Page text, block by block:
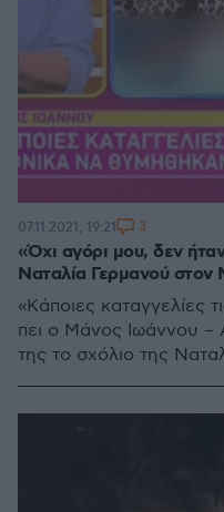
«Όχι αγόρι μου, δεν
Ναταλία Γερμανού στον
«Κάποιες καταγγελίες
πει ο Μάνος Ιωάννου –
της το σχόλιο της
07.11.2021, 19:21 3